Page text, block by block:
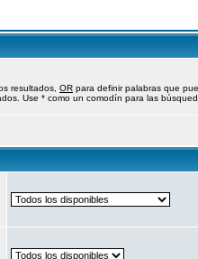
resultados, OR para definir palabras que
Use * como un comodín para las